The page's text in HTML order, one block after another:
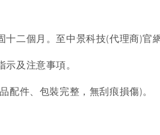
二個月。至中景科技(代理商)官
及注意事項。
配件、包裝完整，無刮痕損傷)。